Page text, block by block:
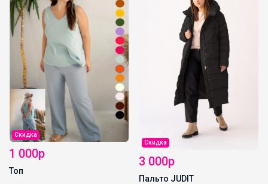
Скидка
1 000р
Топ
Скидка
3 000р
Пальто JUDIT